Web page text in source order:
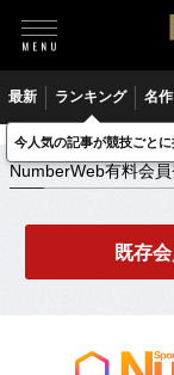
最新 ランキング 名作
NumberWeb有料会員登
NumberWeb有料会
既存
今人気の記事が競技ごと